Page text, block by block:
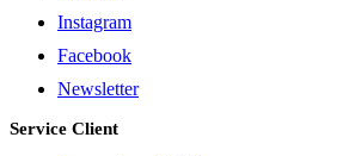
Instagram
Facebook
Newsletter
Service Client